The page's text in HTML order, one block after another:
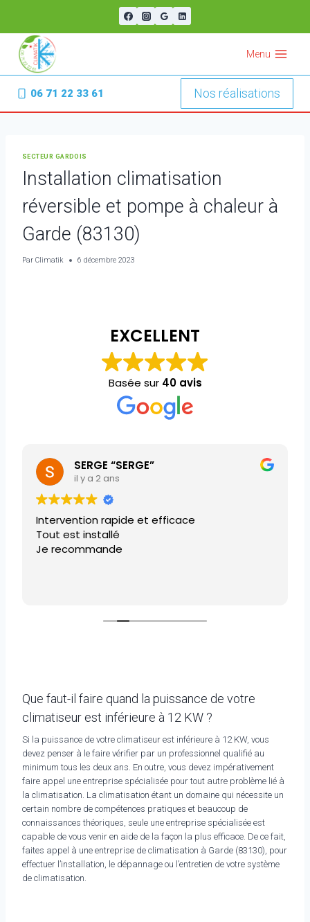
contenu
Menu
06 71 22 33 61 Nos réalisations
SECTEUR GARDOIS
Installation climatisation
réversible et pompe à chaleur à
Garde (83130)
Par Climatik 6 décembre 2023
EXCELLENT
Basée sur 40 avis
SERGE “SERGE”
il y a 2 ans
Intervention rapide et efficace
Tout est installé
Je recommande
Que faut-il faire quand la puissance de votre
climatiseur est inférieure à 12 KW ?
Si la puissance de votre climatiseur est inférieure à 12 KW, vous
devez penser à le faire vérifier par un professionnel qualifié au
minimum tous les deux ans. En outre, vous devez impérativement
faire appel une entreprise spécialisée pour tout autre problème lié à
la climatisation. La climatisation étant un domaine qui nécessite un
certain nombre de compétences pratiques et beaucoup de
connaissances théoriques, seule une entreprise spécialisée est
capable de vous venir en aide de la façon la plus efficace. De ce fait,
faites appel à une entreprise de climatisation à Garde (83130), pour
effectuer l’installation, le dépannage ou l’entretien de votre système
de climatisation.